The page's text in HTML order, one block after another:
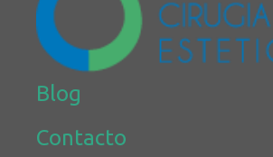
Blog
Contacto